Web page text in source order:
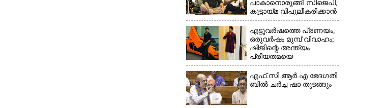
പാകാനൊരുങ്ങി സിജെപി,​
കൂട്ടായ്മ വിപുലീകരിക്കാൻ
ക്യാമ്പയിൻ
എട്ടുവർഷത്തെ പ്രണയം,​
ഒരുവർഷം മുമ്പ് വിവാഹം;
ഷിജിന്റെ അന്ത്യം
പ്രിയതമയെ
ദുബായിലേക്ക്
കൊണ്ടുവരാനുള്ള
ഒരുക്കത്തിനിടെ
എ​ഫ്.​സി.​ആ​ർ.​എ​ ​ഭേ​ദ​ഗ​തി​
​ബിൽ ച​ർ​ച്ച​ ​ഷാ​ ​തുടങ്ങും